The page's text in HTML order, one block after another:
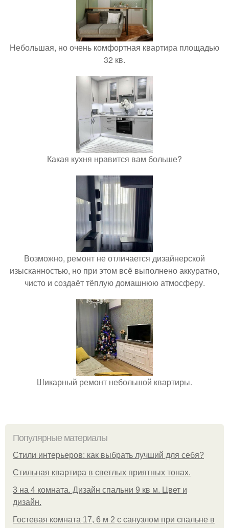
Небольшая, но очень комфортная квартира площадью
32 кв.
Какая кухня нравится вам больше?
Возможно, ремонт не отличается дизайнерской
изысканностью, но при этом всё выполнено аккуратно,
чисто и создаёт тёплую домашнюю атмосферу.
Шикарный ремонт небольшой квартиры.
Популярные материалы
Стили интерьеров: как выбрать лучший для себя?
Стильная квартира в светлых приятных тонах.
3 на 4 комната. Дизайн спальни 9 кв м. Цвет и
дизайн.
Гостевая комната 17, 6 м 2 с санузлом при спальне в